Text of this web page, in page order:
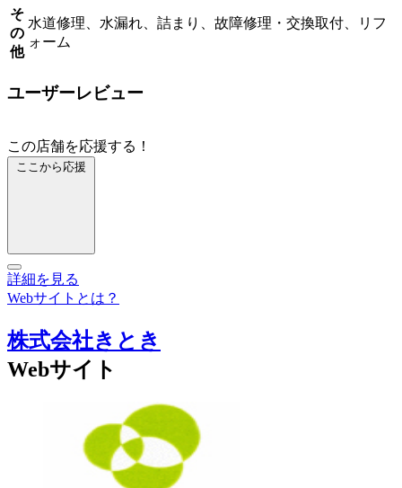
そ
の
他
水道修理、水漏れ、詰まり、故障修理・交換取付、リフ
ォーム
ユーザーレビュー
この店舗を応援する！
ここから応援
詳細を見る
Webサイトとは？
株式会社きとき
Webサイト